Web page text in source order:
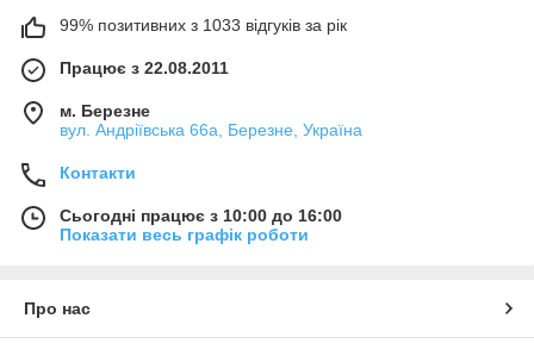
99% позитивних з 1033 відгуків за рік
Працює з 22.08.2011
м. Березне
вул. Андріївська 66а, Березне, Україна
Контакти
Сьогодні працює з 10:00 до 16:00
Показати весь графік роботи
Про нас